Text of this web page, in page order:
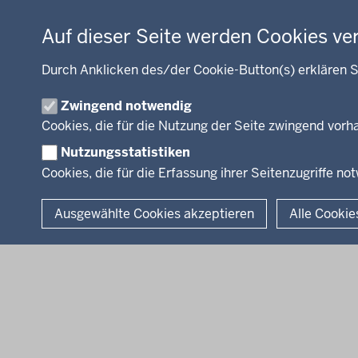
Auf dieser Seite werden Cookies
Durch Anklicken des/der Cookie-Button(s) erklären
Zwingend notwendig
Cookies, die für die Nutzung der Seite zwingend
Nutzungsstatistiken
Cookies, die für die Erfassung ihrer Seitenzugriffe
Ausgewählte Cookies akzeptieren Alle
Energie, Bergbau
Kultur, Sport
Recht, Ordnung
Förderportal, Wirtschaft